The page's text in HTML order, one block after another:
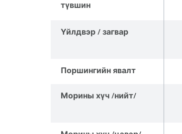
түвшин
Үйлдвэр / загвар
Поршингийн явалт
Морины хүч /нийт/